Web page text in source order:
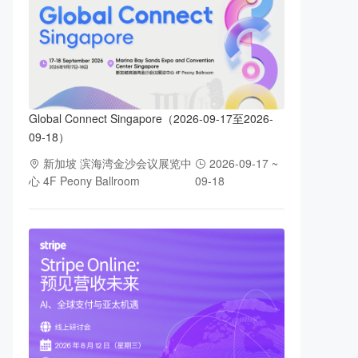
Global Connect Singapore（2026-09-17至2026-
09-18）
新加坡 滨海湾金沙会议展览中
心 4F Peony Ballroom
2026-09-17 ~
09-18